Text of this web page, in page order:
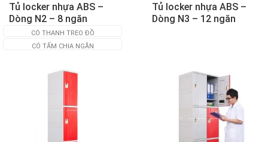
Tủ locker nhựa ABS –
Dòng N2 – 8 ngăn
CÓ THANH TREO ĐỒ
CÓ TẤM CHIA NGĂN
Tủ locker nhựa ABS –
Dòng N3 – 12 ngăn